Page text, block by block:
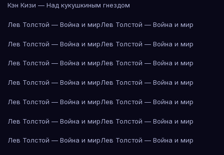
Кэн Кизи — Над кукушкиным гнездом
Лев Толстой — Война и мирЛев Толстой — Война и мир
Лев Толстой — Война и мирЛев Толстой — Война и мир
Лев Толстой — Война и мирЛев Толстой — Война и мир
Лев Толстой — Война и мирЛев Толстой — Война и мир
Лев Толстой — Война и мирЛев Толстой — Война и мир
Лев Толстой — Война и мирЛев Толстой — Война и мир
Лев Толстой — Война и мирЛев Толстой — Война и мир